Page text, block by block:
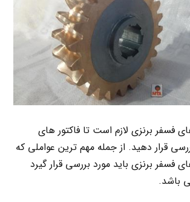
فسفر برنزی لازم است تا فاکتور های
قرار دهید. از جمله مهم ترین عواملی که
فسفر برنزی باید مورد بررسی قرار گیرد
باشد.